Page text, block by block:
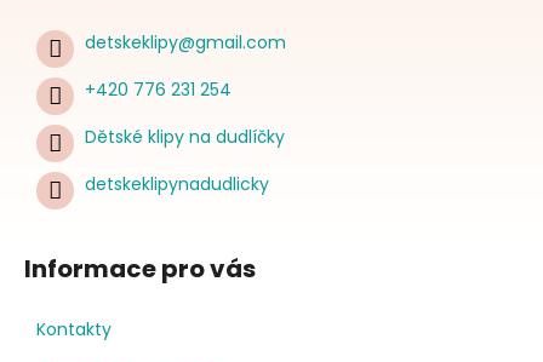
detskeklipy@gmail.com
+420 776 231 254
Dětské klipy na dudlíčky
detskeklipynadudlicky
Informace pro vás
Kontakty